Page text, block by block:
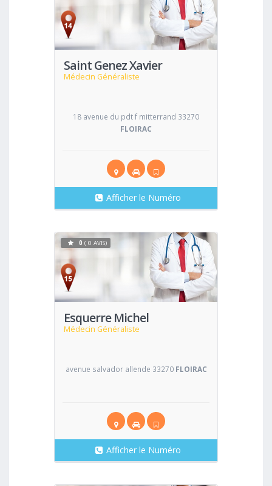
Saint Genez Xavier
Médecin Généraliste
Voir
18 avenue du pdt f mitterrand 33270
FLOIRAC
Afficher le Numéro
Esquerre Michel
Médecin Généraliste
Voir
0 ( 0 AVIS)
avenue salvador allende 33270 FLOIRAC
Afficher le Numéro